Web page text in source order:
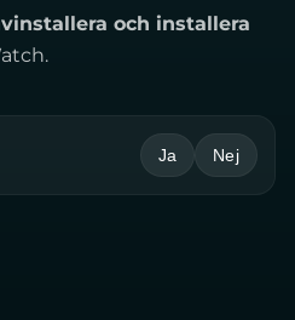
och installera
Ja Nej